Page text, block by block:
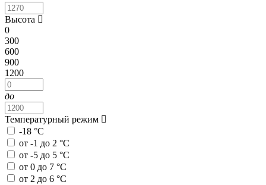
Высота
0
300
600
900
1200
до
Температурный режим
-18 °C
от -1 до 2 °C
от -5 до 5 °C
от 0 до 7 °C
от 2 до 6 °C